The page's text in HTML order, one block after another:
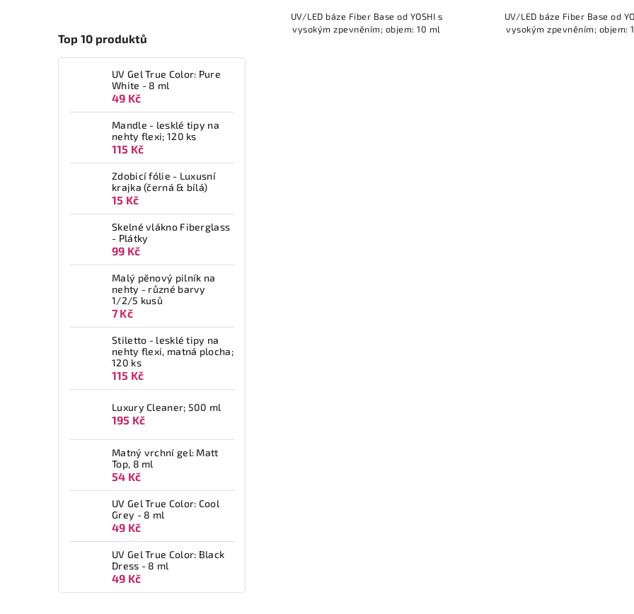
Top 10 produktů
UV Gel True Color: Pure
White - 8 ml
49 Kč
Mandle - lesklé tipy na
nehty flexi; 120 ks
115 Kč
Zdobicí fólie - Luxusní
krajka (černá & bílá)
15 Kč
Skelné vlákno Fiberglass
- Plátky
99 Kč
Malý pěnový pilník na
nehty - různé barvy
1/2/5 kusů
7 Kč
Stiletto - lesklé tipy na
nehty flexi, matná plocha;
120 ks
115 Kč
Luxury Cleaner; 500 ml
195 Kč
Matný vrchní gel: Matt
Top, 8 ml
54 Kč
UV Gel True Color: Cool
Grey - 8 ml
49 Kč
UV Gel True Color: Black
Dress - 8 ml
49 Kč
UV/LED báze Fiber Base od YOSHI s
vysokým zpevněním; objem: 10 ml
UV/LED báze Fiber Base od
vysokým zpevněním; objem: